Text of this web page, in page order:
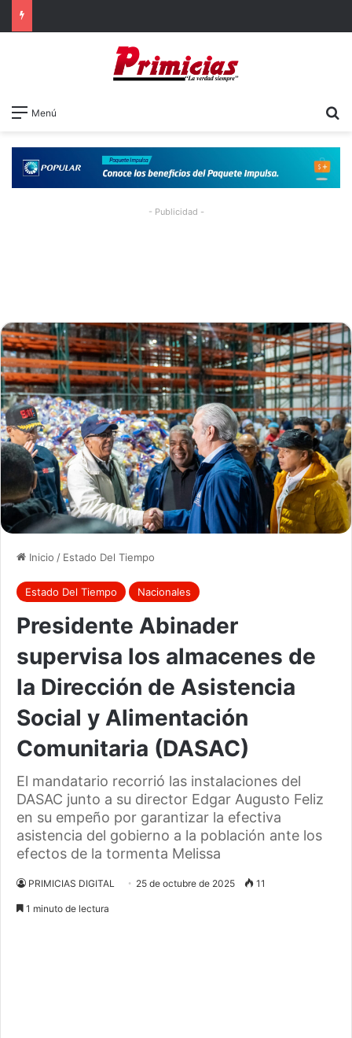
Menú
- Publicidad -
Inicio / Estado Del Tiempo
Estado Del Tiempo Nacionales
Presidente Abinader
supervisa los almacenes de
la Dirección de Asistencia
Social y Alimentación
Comunitaria (DASAC)
El mandatario recorrió las instalaciones del
DASAC junto a su director Edgar Augusto Feliz
en su empeño por garantizar la efectiva
asistencia del gobierno a la población ante los
efectos de la tormenta Melissa
PRIMICIAS DIGITAL 25 de octubre de 2025 11
1 minuto de lectura